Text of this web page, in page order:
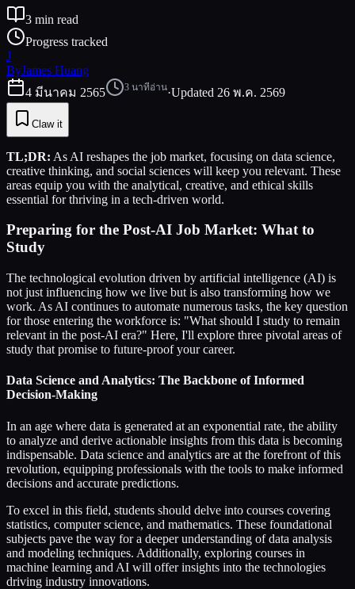
3 min read
Progress tracked
J
ByJames Huang
4 มีนาคม 2565
3 นาทีอ่าน·Updated 26 พ.ค. 2569
Claw it
TL;DR: As AI reshapes the job market, focusing on data science,
creative thinking, and social sciences will keep you relevant. These
areas equip you with the analytical, creative, and ethical skills
essential for thriving in a tech-driven world.
Preparing for the Post-AI Job Market: What to
Study
The technological evolution driven by artificial intelligence (AI) is
not just influencing how we live but is also transforming how we
work. As AI continues to automate numerous tasks, the key question
for those entering the workforce is: "What should I study to remain
relevant in the post-AI era?" Here, I'll explore three pivotal areas of
study that promise to future-proof your career.
Data Science and Analytics: The Backbone of Informed
Decision-Making
In an age where data is generated at an exponential rate, the ability
to analyze and derive actionable insights from this data is becoming
indispensable. Data science and analytics are at the forefront of this
revolution, equipping professionals with the tools to make informed
decisions and accurate predictions.
To excel in this field, students should delve into courses covering
statistics, computer science, and mathematics. These foundational
subjects pave the way for a deeper understanding of data analysis
and modeling techniques. Additionally, exploring courses in
machine learning and AI will offer insights into the technologies
driving industry innovations.